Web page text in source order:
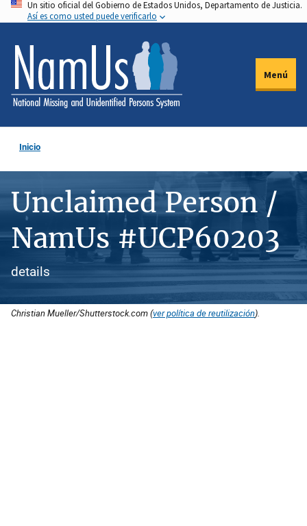
Pasar
al
contenido
principal
Un sitio oficial del Gobierno de Estados Unidos, Departamento de Justicia.
Así es como usted puede verificarlo
Menú
Inicio
Unclaimed Person /
NamUs #UCP60203
details
Christian Mueller/Shutterstock.com (ver política de reutilización).